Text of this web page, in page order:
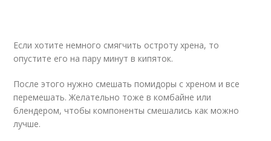
Если хотите немного смягчить остроту хрена, то
опустите его на пару минут в кипяток.
После этого нужно смешать помидоры с хреном и все
перемешать. Желательно тоже в комбайне или
блендером, чтобы компоненты смешались как можно
лучше.